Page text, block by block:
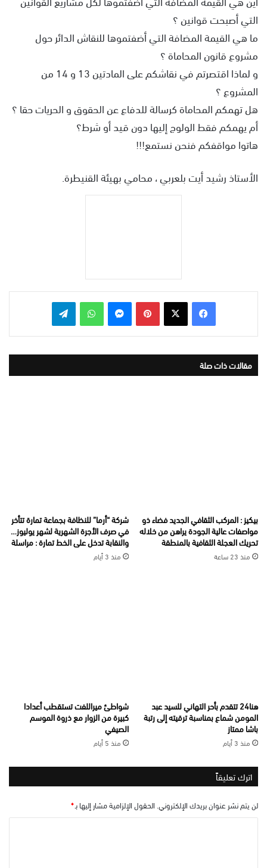
التي أصبحت قوانين ؟
ما هي القيمة المضافة التي أضفتموها للنقاش الدائر حول
مشروع قانون المحاماة ؟
و لماذا اقتصرتم في نقاشكم على المادتين 13 و 14 من
المشروع ؟
هل تهمكم المحاماة كرسالة للدفاع عن الحقوق و الحريات حقا ؟
أم يهمكم فقط الولوج إليها دون قيد أو شرط؟
هاتوا مواقفكم فنحن نستمع!!!
الأستاذ رشيد أيت بلعربي ، محامي بهيئة القنيطرة.
بينتيريست واتساب
مقالات ذات صلة
بيكيز : المركب الثقافي الجديد فضاء ذو
مواصفات عالية الجودة يراهن من خلاله
تحريك العجلة الثقافية بالمنطقة
منذ 23 ساعة
شركة “أرما” للنظافة بجماعة تمارة تتأخر
في صرف الأجرة الشهرية لشهر يوليوز…
والنقابة تدخل على الخط تمارة : مراسلة
منذ 3 أيام
هنا24 تتقدم بأحر التهاني للسيد عبد
المومن شماع بمناسبة ترقيته إلى رتبة
باشا ممتاز
منذ 3 أيام
شواطئ ميراللفت تستقطب أعدادا
كبيرة من الزوار مع ذروة الموسم
الصيفي
منذ 5 أيام
اترك تعليقاً
لن يتم نشر عنوان بريدك الإلكتروني. الحقول الإلزامية مشار إليها بـ*